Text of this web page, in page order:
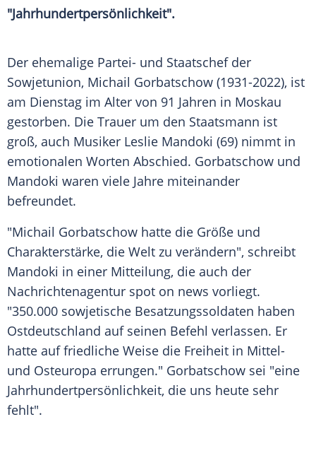
"Jahrhundertpersönlichkeit".
Der ehemalige Partei- und Staatschef der
Sowjetunion, Michail Gorbatschow (1931-2022), ist
am Dienstag im Alter von 91 Jahren in Moskau
gestorben. Die Trauer um den Staatsmann ist
groß, auch Musiker Leslie Mandoki (69) nimmt in
emotionalen Worten Abschied. Gorbatschow und
Mandoki waren viele Jahre miteinander
befreundet.
"Michail Gorbatschow hatte die Größe und
Charakterstärke, die Welt zu verändern", schreibt
Mandoki in einer Mitteilung, die auch der
Nachrichtenagentur spot on news vorliegt.
"350.000 sowjetische Besatzungssoldaten haben
Ostdeutschland auf seinen Befehl verlassen. Er
hatte auf friedliche Weise die Freiheit in Mittel-
und Osteuropa errungen." Gorbatschow sei "eine
Jahrhundertpersönlichkeit, die uns heute sehr
fehlt".